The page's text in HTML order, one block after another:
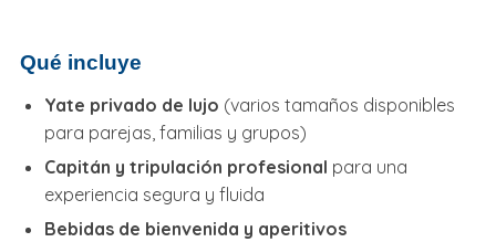
Qué incluye
Yate privado de lujo (varios tamaños disponibles
para parejas, familias y grupos)
Capitán y tripulación profesional para una
experiencia segura y fluida
Bebidas de bienvenida y aperitivos